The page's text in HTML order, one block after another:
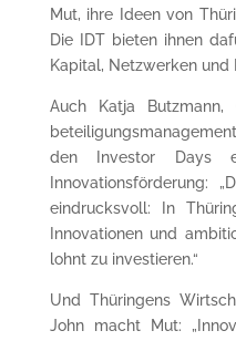
Mut, ihre Ideen von
Die IDT bieten ihnen
Kapital, Netzwerken und
Auch Katja Butzmann,
den Investor Days
Innovationsförderung:
eindrucksvoll: In
Innovationen und
lohnt zu investieren.“
Und Thüringens
John macht Mut: